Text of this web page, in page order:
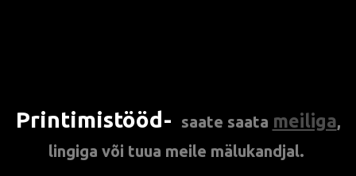
Printimistööd- saate saata meiliga,
lingiga või tuua meile mälukandjal.